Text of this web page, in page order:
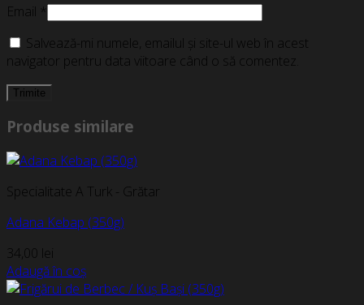
Email *
Salvează-mi numele, emailul și site-ul web în acest
navigator pentru data viitoare când o să comentez.
Produse similare
Specialitate A Turk - Grătar
Adana Kebap (350g)
34,00 lei
Adaugă în coș